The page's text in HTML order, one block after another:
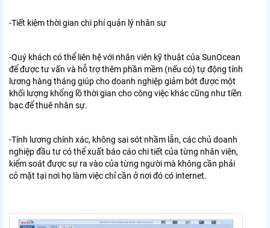
-Tiết kiệm thời gian chi phí quản lý nhân sự
-Quý khách có thể liên hệ với nhân viên kỹ thuật của SunOcean
để được tư vấn và hỗ trợ thêm phần mềm (nếu có) tự động tính
lương hàng tháng giúp cho doanh nghiệp giảm bớt được một
khối lượng khổng lồ thời gian cho công việc khác cũng như tiền
bạc để thuê nhân sự.
-Tính lương chính xác, không sai sót nhầm lẫn, các chủ doanh
nghiệp đầu tư có thể xuất báo cáo chi tiết của từng nhân viên,
kiểm soát được sự ra vào của từng người mà không cần phải
cỏ mặt tại nơi họ làm việc chỉ cần ở nơi đó có internet.